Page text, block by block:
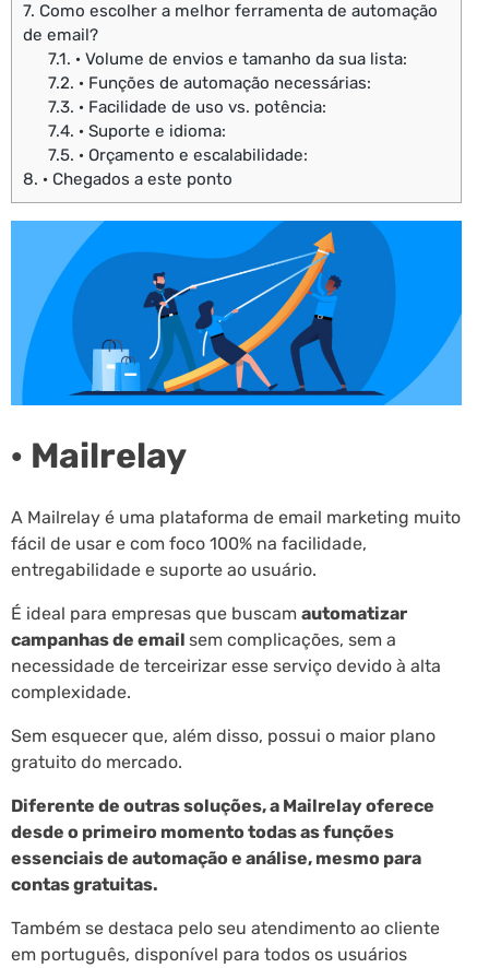
7. Como escolher a melhor ferramenta de automação
de email?
7.1. · Volume de envios e tamanho da sua lista:
7.2. · Funções de automação necessárias:
7.3. · Facilidade de uso vs. potência:
7.4. · Suporte e idioma:
7.5. · Orçamento e escalabilidade:
8. · Chegados a este ponto
· Mailrelay
A Mailrelay é uma plataforma de email marketing muito
fácil de usar e com foco 100% na facilidade,
entregabilidade e suporte ao usuário.
É ideal para empresas que buscam automatizar
campanhas de email sem complicações, sem a
necessidade de terceirizar esse serviço devido à alta
complexidade.
Sem esquecer que, além disso, possui o maior plano
gratuito do mercado.
Diferente de outras soluções, a Mailrelay oferece
desde o primeiro momento todas as funções
essenciais de automação e análise, mesmo para
contas gratuitas.
Também se destaca pelo seu atendimento ao cliente
em português, disponível para todos os usuários